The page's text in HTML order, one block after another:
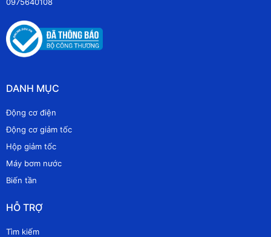
0975640108
DANH MỤC
Động cơ điện
Động cơ giảm tốc
Hộp giảm tốc
Máy bơm nước
Biến tần
HỖ TRỢ
Tìm kiếm